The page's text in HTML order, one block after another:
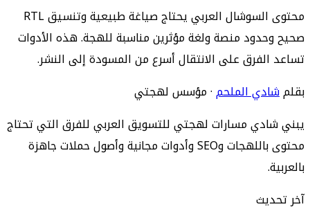
محتوى السوشال العربي يحتاج صياغة طبيعية وتنسيق RTL
صحيح وحدود منصة ولغة مؤثرين مناسبة للهجة. هذه الأدوات
تساعد الفرق على الانتقال أسرع من المسودة إلى النشر.
بقلمشادي الملحم·مؤسس لهجتي
يبني شادي مسارات لهجتي للتسويق العربي للفرق التي تحتاج
محتوى باللهجات وSEO وأدوات مجانية وأصول حملات جاهزة
بالعربية.
آخر تحديث